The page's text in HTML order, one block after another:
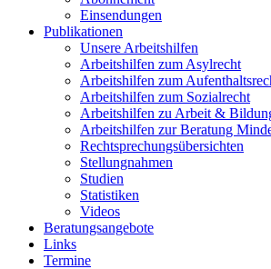
Einsendungen
Publikationen
Unsere Arbeitshilfen
Arbeitshilfen zum Asylrecht
Arbeitshilfen zum
Arbeitshilfen zum Sozialrecht
Arbeitshilfen zu Arbeit &
Arbeitshilfen zur Beratung
Rechtsprechungsübersichten
Stellungnahmen
Studien
Statistiken
Videos
Beratungsangebote
Links
Termine